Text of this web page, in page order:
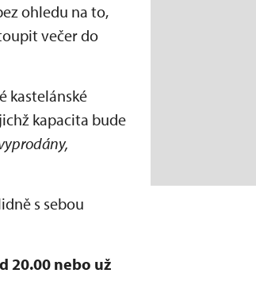
ohledu na to,
večer do
kastelánské
kapacita bude
s sebou
20.00 nebo už